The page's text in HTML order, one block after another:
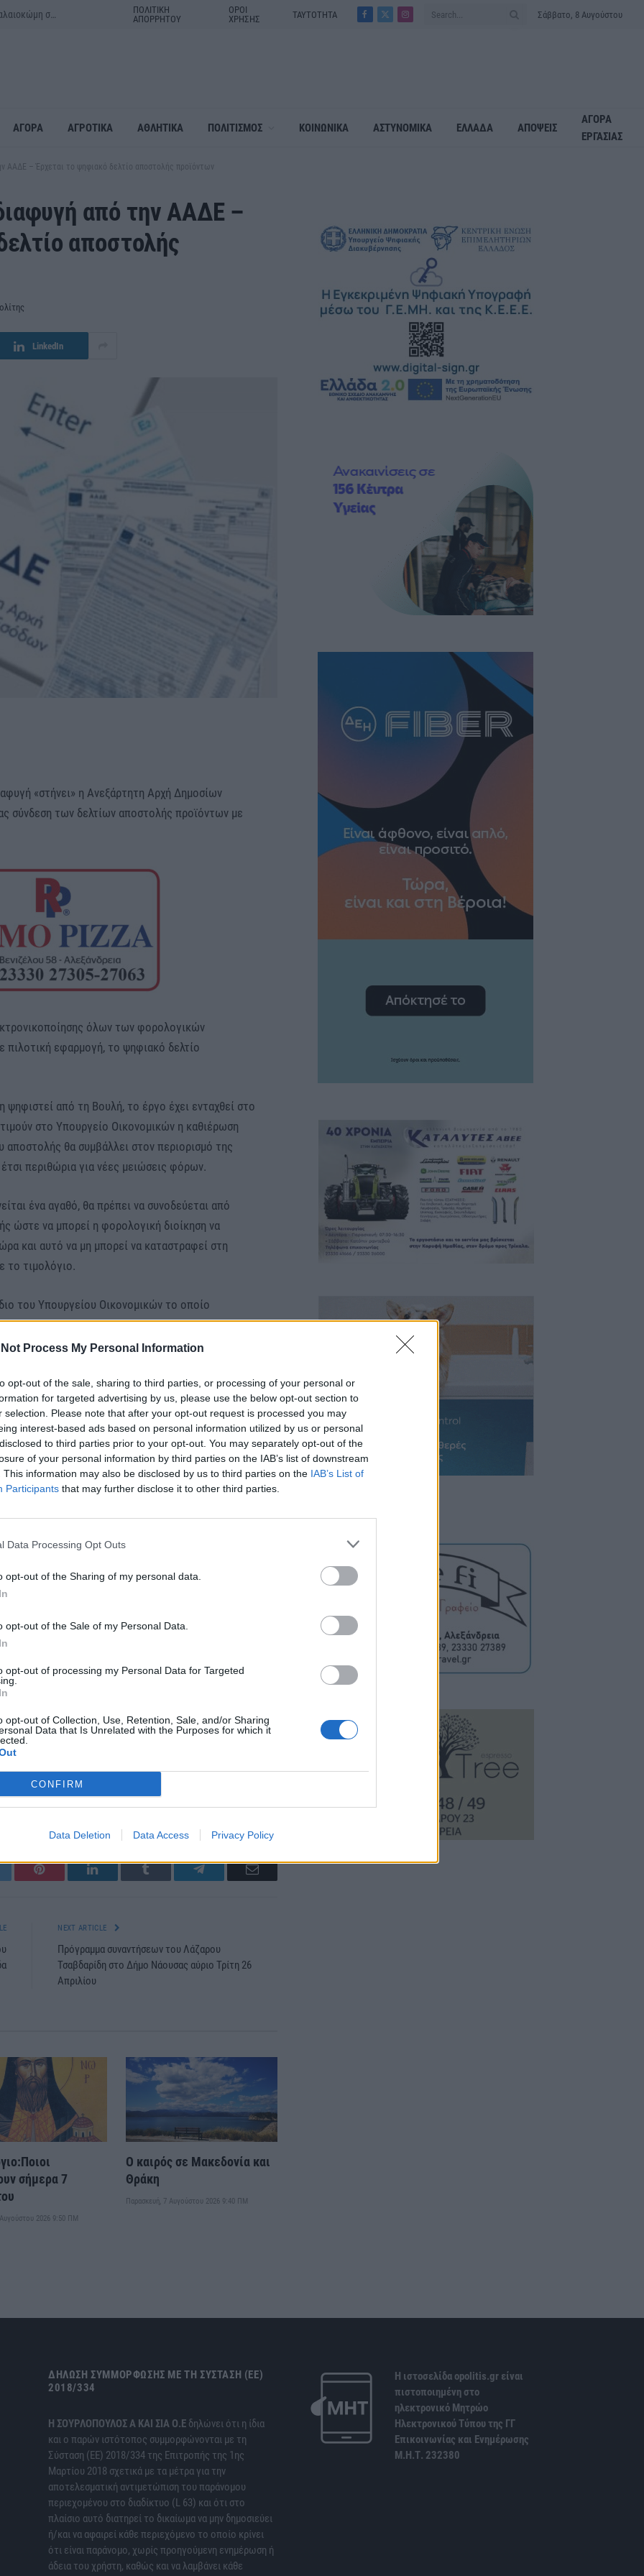
Not Process My Personal Information
opt-out of the sale, sharing to third parties, or processing of your personal or
for targeted advertising by us, please use the below opt-out section to
selection. Please note that after your opt-out request is processed you may
interest-based ads based on personal information utilized by us or personal
to third parties prior to your opt-out. You may separately opt-out of the
of your personal information by third parties on the IAB’s list of downstream
This information may also be disclosed by us to third parties on the IAB’s List of
Participants that may further disclose it to other third parties.
Data Processing Opt Outs
opt-out of the Sharing of my personal data.
opt-out of the Sale of my Personal Data.
opt-out of processing my Personal Data for Targeted
opt-out of Collection, Use, Retention, Sale, and/or Sharing
Data that Is Unrelated with the Purposes for which it
CONFIRM
Data Deletion Data Access Privacy Policy
ΠΟΛΙΤΙΚΗ
ΑΠΟΡΡΗΤΟΥ
ΟΡΟΙ
ΧΡΗΣΗΣ
ΤΑΥΤΟΤΗΤΑ
Facebook
X
Instagram
Σάββατο, 8 Αυγούστου
ΑΓΟΡΑ ΑΓΡΟΤΙΚΑ ΑΘΛΗΤΙΚΑ ΠΟΛΙΤΙΣΜΟΣ ΚΟΙΝΩΝΙΚΑ ΑΣΤΥΝΟΜΙΚΑ ΕΛΛΑΔΑ ΑΠΟΨΕΙΣ
ΑΓΟΡΑ
ΕΡΓΑΣΙΑΣ
ΑΑΔΕ – Έρχεται το ψηφιακό δελτίο αποστολής προϊόντων
από την ΑΑΔΕ –
αποστολής
LinkedIn
«στήνει» η Ανεξάρτητη Αρχή Δημοσίων
σύνδεση των δελτίων αποστολής προϊόντων με
όλων των φορολογικών
πιλοτική εφαρμογή, το ψηφιακό δελτίο
ψηφιστεί από τη Βουλή, το έργο έχει ενταχθεί στο
στο Υπουργείο Οικονομικών η καθιέρωση
θα συμβάλλει στον περιορισμό της
περιθώρια για νέες μειώσεις φόρων.
ένα αγαθό, θα πρέπει να συνοδεύεται από
ώστε να μπορεί η φορολογική διοίκηση να
και αυτό να μη μπορεί να καταστραφεί στη
το τιμολόγιο.
του Υπουργείου Οικονομικών το οποίο
η ψηφιακή έκδοση των απαιτούμενων από
πρότυπα παραστατικών για τη διακίνηση
ΑΑΔΕ.
διευκόλυνση αφενός των επιχειρήσεων για την
των συναλλαγών τους και αφετέρου της
διενέργεια των σχετικών επαληθεύσεων στο
αυτή ελέγχων.
έκδοση παραστατικών διακίνησης αγαθών
και σημάνσεις αλλά και απευθείας διαβίβαση
Εσόδων.
εξαιρέσεις και έναρξη ισχύος των νέων
απόφαση του υπουργού Οικονομικών και του
του Διοικητή θα εξειδικευτούν οι ειδικότερες
, οι προδιαγραφές, το περιεχόμενο και ο
διακίνησης, ο τρόπος και τα κανάλια
κάθε άλλη λεπτομέρεια.
ΨΗΦΙΑΚΟ ΔΕΛΤΙΟ
Pinterest LinkedIn Tumblr Telegram Email
NEXT ARTICLE
Πρόγραμμα συναντήσεων του Λάζαρου
Τσαβδαρίδη στο Δήμο Νάουσας αύριο Τρίτη 26
Απριλίου
σήμερα 7
2026 9:50 ΠΜ
Ο καιρός σε Μακεδονία και
Θράκη
Παρασκευή, 7 Αυγούστου 2026 9:40 ΠΜ
ΔΉΛΩΣΗ ΣΥΜΜΌΡΦΩΣΗΣ ΜΕ ΤΗ ΣΎΣΤΑΣΗ (ΕΕ)
2018/334
H ΣΟΥΡΛΟΠΟΥΛΟΣ Α ΚΑΙ ΣΙΑ Ο.Ε δηλώνει ότι η ίδια
και ο παρών ιστότοπος συμμορφώνονται με τη
Σύσταση (ΕΕ) 2018/334 της Επιτροπής της 1ης
Μαρτίου 2018 σχετικά με τα μέτρα για την
αποτελεσματική αντιμετώπιση του παράνομου
περιεχομένου στο διαδίκτυο (L 63) και ότι στο
πλαίσιο αυτό διατηρεί το δικαίωμα να μην δημοσιεύει
ή/και να αφαιρεί κάθε περιεχόμενο το οποίο κρίνει
ότι είναι παράνομο, χωρίς προηγούμενη ενημέρωση ή
άδεια του χρήστη, καθώς και να λαμβάνει κάθε
Η ιστοσελίδα opolitis.gr είναι
πιστοποιημένη στο
ηλεκτρονικό Μητρώο
Ηλεκτρονικού Τύπου της ΓΓ
Επικοινωνίας και Ενημέρωσης
Μ.Η.Τ. 232380